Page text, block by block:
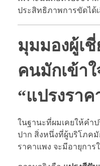
ประสิทธิภาพการขัดได้
มุมมองผู้เ
คนมักเข้า
“แปรงราค
ในฐานะที่ผมเคยให้ค
ปาก สิ่งหนึ่งที่ผู้บริโภคมั
ราคาแพง จะมีอายุการ